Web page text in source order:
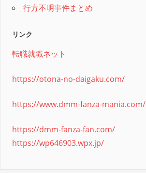
行方不明事件まとめ
リンク
転職就職ネット
https://otona-no-daigaku.com/
https://www.dmm-fanza-mania.com/
https://dmm-fanza-fan.com/
https://wp646903.wpx.jp/